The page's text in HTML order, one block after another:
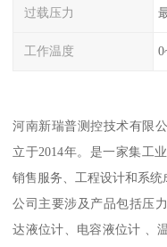
过载压力
工作温度
河南新瑞普测控技术有限
立于2014年。是一家集工
销售服务、工程设计和系统
公司主要涉及产品包括压
达液位计、电容液位计 、